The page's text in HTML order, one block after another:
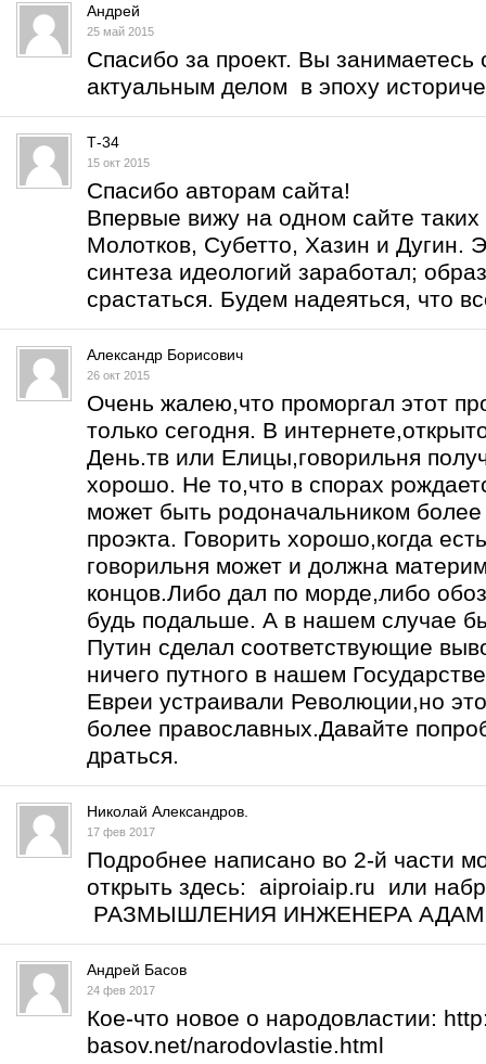
Андрей
25 май 2015
Спасибо за проект. Вы
актуальным делом в эпоху
Т-34
15 окт 2015
Спасибо авторам сайта!
Впервые вижу на одном сайте
Молотков, Субетто, Хазин и Дугин.
синтеза идеологий заработал;
срастаться. Будем надеяться, что
Александр Борисович
26 окт 2015
Очень жалею,что проморгал этот
только сегодня. В
День.тв или Елицы,говорильня
хорошо. Не то,что в спорах
может быть родоначальником более
проэкта. Говорить хорошо,когда
говорильня может и должна
концов.Либо дал по морде,либо
будь подальше. А в нашем случае
Путин сделал соответствующие
ничего путного в нашем
Евреи устраивали Революции,но
более православных.Давайте
драться.
Николай Александров.
17 фев 2017
Подробнее написано во 2-й части
открыть здесь: aiproiaip.ru или
РАЗМЫШЛЕНИЯ ИНЖЕНЕРА
Андрей Басов
24 фев 2017
Кое-что новое о народовластии:
basov.net/narodovlastie.html